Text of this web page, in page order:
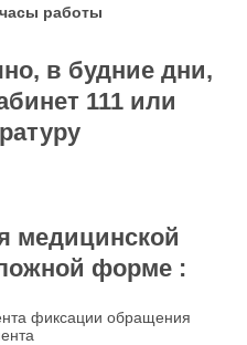
работы
в будние дни,
111 или
медицинской
форме :
фиксации обращения